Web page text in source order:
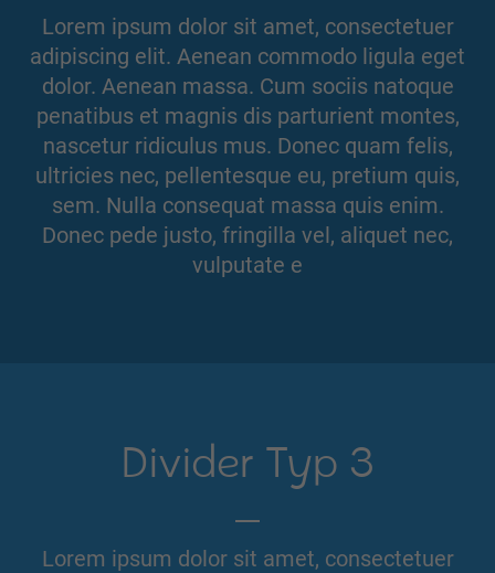
Lorem ipsum dolor sit amet, consectetuer
adipiscing elit. Aenean commodo ligula eget
dolor. Aenean massa. Cum sociis natoque
penatibus et magnis dis parturient montes,
nascetur ridiculus mus. Donec quam felis,
ultricies nec, pellentesque eu, pretium quis,
sem. Nulla consequat massa quis enim.
Donec pede justo, fringilla vel, aliquet nec,
vulputate e
Divider Typ 3
Lorem ipsum dolor sit amet, consectetuer